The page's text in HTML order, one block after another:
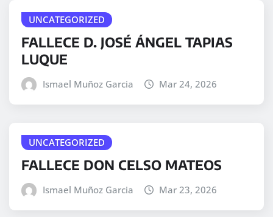
UNCATEGORIZED
FALLECE D. JOSÉ ÁNGEL TAPIAS
LUQUE
Ismael Muñoz Garcia Mar 24, 2026
UNCATEGORIZED
FALLECE DON CELSO MATEOS
Ismael Muñoz Garcia Mar 23, 2026